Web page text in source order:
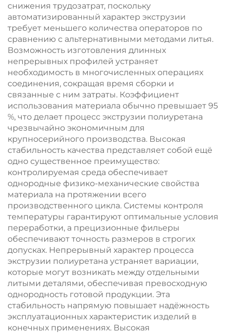
снижения трудозатрат, поскольку
автоматизированный характер экструзии
требует меньшего количества операторов по
сравнению с альтернативными методами литья.
Возможность изготовления длинных
непрерывных профилей устраняет
необходимость в многочисленных операциях
соединения, сокращая время сборки и
связанные с ним затраты. Коэффициент
использования материала обычно превышает 95
%, что делает процесс экструзии полиуретана
чрезвычайно экономичным для
крупносерийного производства. Высокая
стабильность качества представляет собой ещё
одно существенное преимущество:
контролируемая среда обеспечивает
однородные физико-механические свойства
материала на протяжении всего
производственного цикла. Системы контроля
температуры гарантируют оптимальные условия
переработки, а прецизионные фильеры
обеспечивают точность размеров в строгих
допусках. Непрерывный характер процесса
экструзии полиуретана устраняет вариации,
которые могут возникать между отдельными
литыми деталями, обеспечивая превосходную
однородность готовой продукции. Эта
стабильность напрямую повышает надёжность
эксплуатационных характеристик изделий в
конечных применениях. Высокая